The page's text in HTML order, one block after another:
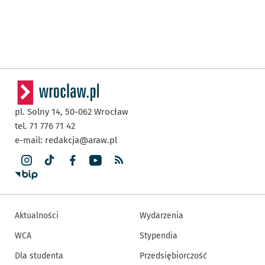
pl. Solny 14, 50-062 Wrocław
tel. 71 776 71 42
e-mail: redakcja@araw.pl
Aktualności
WCA
Dla studenta
Wydarzenia
Stypendia
Przedsiębiorczość